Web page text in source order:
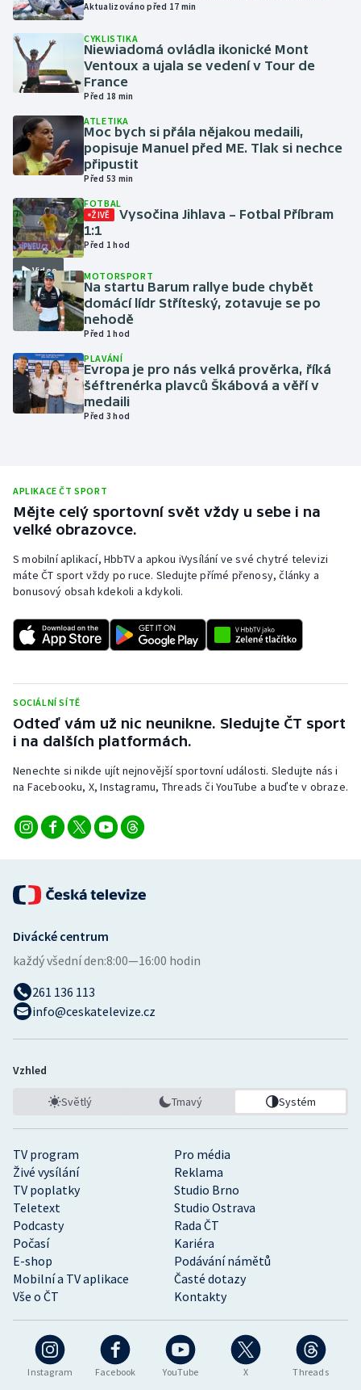
Házená
Jezdectví
Judo
Krasobruslení
Lezení
Lyže a snowboard
Moderní pětiboj
Motorsport
Olympijské hry
Parasport
Plavání
Ragby
Rychlobruslení
Rychlostní kanoistika
Short track
Sportovní střelba
Triatlon
Vodní slalom
Volejbal
Aktualizováno před 17 min
CYKLISTIKA
Niewiadomá ovládla ikonické Mont
Ventoux a ujala se vedení v Tour de
France
Před 18 min
ATLETIKA
Moc bych si přála nějakou medaili,
popisuje Manuel před ME. Tlak si nechce
připustit
Před 53 min
Video
FOTBAL
ŽIVĚ
Vysočina Jihlava – Fotbal Příbram
1:1
Před 1 hod
MOTORSPORT
Na startu Barum rallye bude chybět
domácí lídr Stříteský, zotavuje se po
nehodě
Před 1 hod
PLAVÁNÍ
Evropa je pro nás velká prověrka, říká
šéftrenérka plavců Škábová a věří v
medaili
Před 3 hod
APLIKACE ČT SPORT
Mějte celý sportovní svět vždy u sebe i na
velké obrazovce.
S mobilní aplikací, HbbTV a apkou iVysílání ve své chytré televizi
máte ČT sport vždy po ruce. Sledujte přímé přenosy, články a
bonusový obsah kdekoli a kdykoli.
SOCIÁLNÍ SÍTĚ
Odteď vám už nic neunikne. Sledujte ČT sport
i na dalších platformách.
Nenechte si nikde ujít nejnovější sportovní události. Sledujte nás i
na Facebooku, X, Instagramu, Threads či YouTube a buďte v obraze.
Instagram Facebook YouTube X Threads
TV program
Pro média
Živé vysílání
Reklama
TV poplatky
Studio Brno
Teletext
Studio Ostrava
Podcasty
Rada ČT
Počasí
Kariéra
E-shop
Podávání námětů
Mobilní a TV aplikace
Časté dotazy
Vše o ČT
Kontakty
Divácké centrum
každý všední den:8:00—16:00 hodin
261 136 113
info@ceskatelevize.cz
Vzhled
Světlý Tmavý Systém